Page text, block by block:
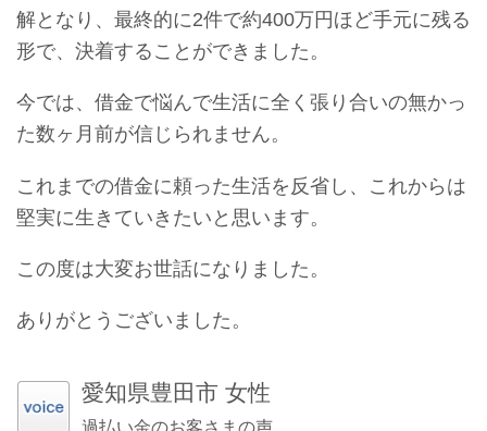
解となり、最終的に2件で約400万円ほど手元に残る
形で、決着することができました。
今では、借金で悩んで生活に全く張り合いの無かっ
た数ヶ月前が信じられません。
これまでの借金に頼った生活を反省し、これからは
堅実に生きていきたいと思います。
この度は大変お世話になりました。
ありがとうございました。
愛知県豊田市 女性
過払い金のお客さまの声